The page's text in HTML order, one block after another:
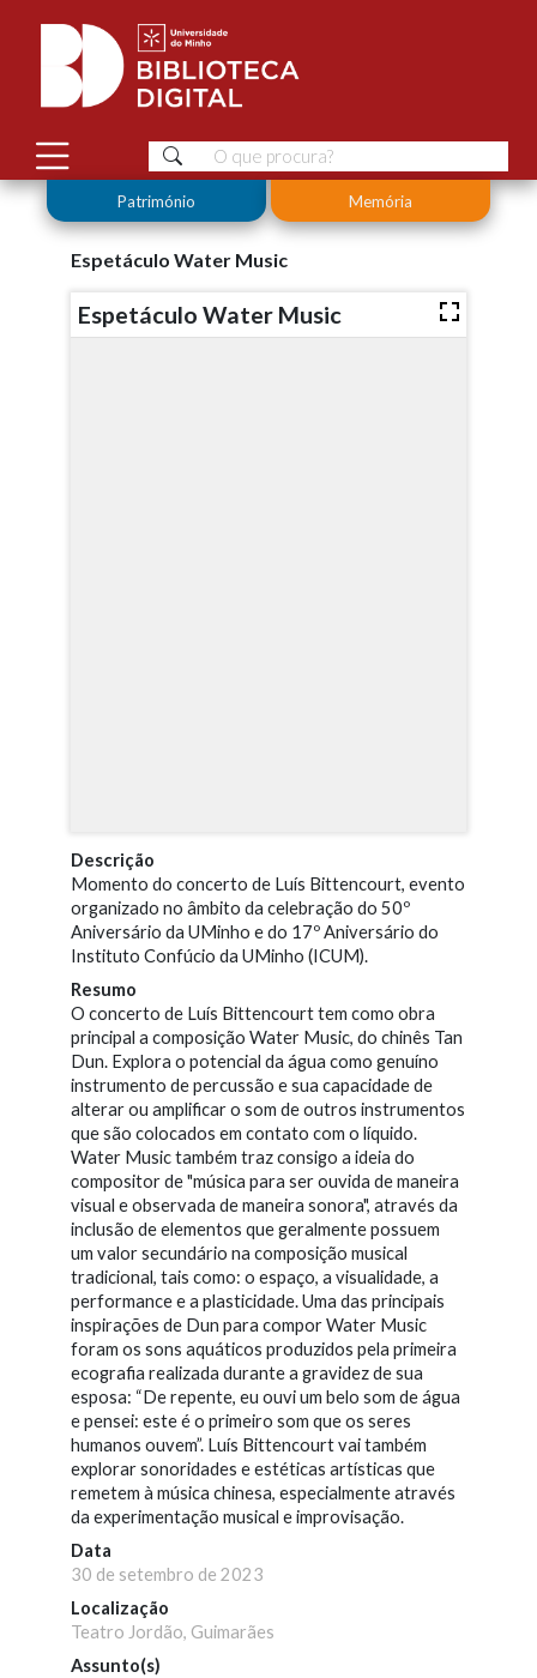
Património Memória
Espetáculo Water Music
Espetáculo Water Music
Descrição
Momento do concerto de Luís Bittencourt, evento
organizado no âmbito da celebração do 50º
Aniversário da UMinho e do 17º Aniversário do
Instituto Confúcio da UMinho (ICUM).
Resumo
O concerto de Luís Bittencourt tem como obra
principal a composição Water Music, do chinês Tan
Dun. Explora o potencial da água como genuíno
instrumento de percussão e sua capacidade de
alterar ou amplificar o som de outros instrumentos
que são colocados em contato com o líquido.
Water Music também traz consigo a ideia do
compositor de "música para ser ouvida de maneira
visual e observada de maneira sonora", através da
inclusão de elementos que geralmente possuem
um valor secundário na composição musical
tradicional, tais como: o espaço, a visualidade, a
performance e a plasticidade. Uma das principais
inspirações de Dun para compor Water Music
foram os sons aquáticos produzidos pela primeira
ecografia realizada durante a gravidez de sua
esposa: “De repente, eu ouvi um belo som de água
e pensei: este é o primeiro som que os seres
humanos ouvem”. Luís Bittencourt vai também
explorar sonoridades e estéticas artísticas que
remetem à música chinesa, especialmente através
da experimentação musical e improvisação.
Data
30 de setembro de 2023
Localização
Teatro Jordão, Guimarães
Assunto(s)